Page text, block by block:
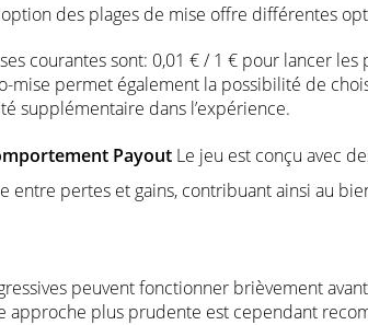
des plages de mise offre différentes
courantes sont: 0,01 € / 1 € pour lancer
mise permet également la possibilité de
supplémentaire dans l’expérience.
Payout Le jeu est conçu avec
entre pertes et gains, contribuant ainsi au
peuvent fonctionner brièvement
approche plus prudente est cependant